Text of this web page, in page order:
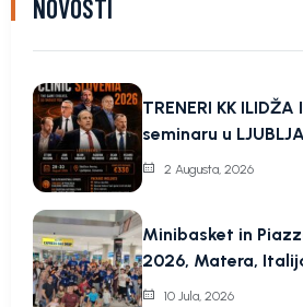
NOVOSTI
TRENERI KK ILIDŽA
seminaru u
2 Augusta, 2026
Minibasket in
2026, Matera,
10 Jula, 2026